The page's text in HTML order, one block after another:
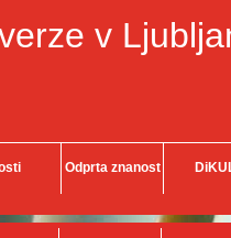
v
Odprta znanost